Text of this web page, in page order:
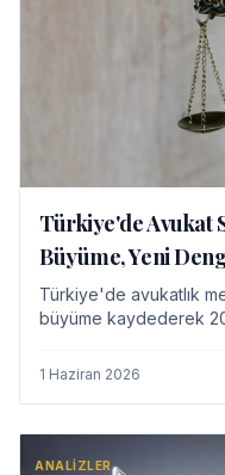
Türkiye'de Avukat
Büyüme, Yeni
Türkiye'de avukatlık
büyüme kaydederek
mesleğin dijital
1 Haziran 2026
ANALIZLER